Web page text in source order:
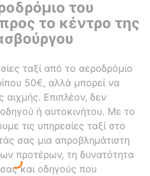
του
το κέντρο της
ταξί από το αεροδρόμιο
50€, αλλά μπορεί να
αιχμής. Επιπλέον, δεν
ή αυτοκινήτου. Με το
τις υπηρεσίες ταξί στο
σας μια απροβλημάτιστη
προτέρων, τη δυνατότητα
και οδηγούς που